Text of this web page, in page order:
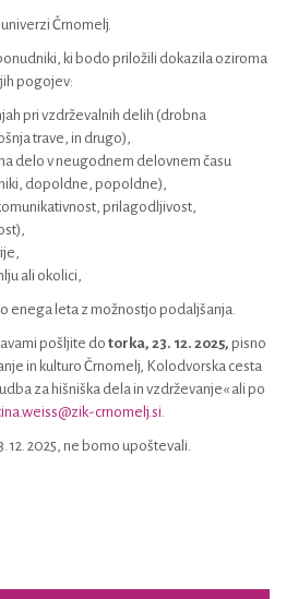
Črnomelj.
ki bodo priložili dokazila oziroma
pogojev:
pri vzdrževalnih delih (drobna
trave, in drugo),
delo v neugodnem delovnem času
dopoldne, popoldne),
prilagodljivost,
ali okolici,
enega leta z možnostjo podaljšanja.
pošljite do torka, 23. 12. 2025, pisno
in kulturo Črnomelj, Kolodvorska cesta
za hišniška dela in vzdrževanje« ali po
crnomelj.si.
12. 2025, ne bomo upoštevali.